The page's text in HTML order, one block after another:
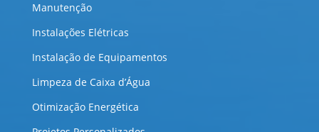
Manutenção
Instalações Elétricas
Instalação de Equipamentos
Limpeza de Caixa d’Água
Otimização Energética